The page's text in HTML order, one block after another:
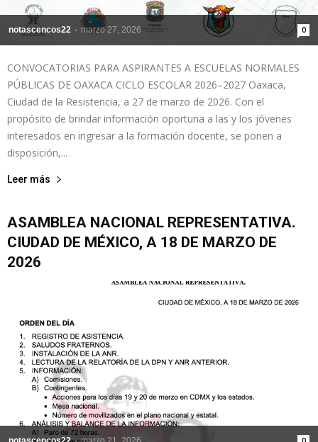
notascencos22 - marzo 27, 2026 0
CONVOCATORIAS PARA ASPIRANTES A ESCUELAS NORMALES
PÚBLICAS DE OAXACA CICLO ESCOLAR 2026–2027 Oaxaca,
Ciudad de la Resistencia, a 27 de marzo de 2026. Con el
propósito de brindar información oportuna a las y los jóvenes
interesados en ingresar a la formación docente, se ponen a
disposición,...
Leer más
ASAMBLEA NACIONAL REPRESENTATIVA.
CIUDAD DE MÉXICO, A 18 DE MARZO DE
2026